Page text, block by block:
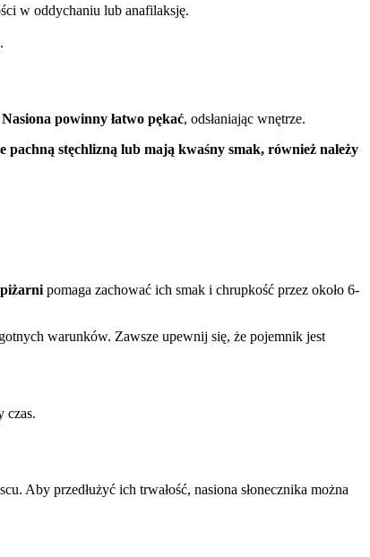
w oddychaniu lub anafilaksję.
Nasiona powinny łatwo pękać, odsłaniając wnętrze.
pachną stęchlizną lub mają kwaśny smak, również należy
pomaga zachować ich smak i chrupkość przez około 6-
warunków. Zawsze upewnij się, że pojemnik jest
czas.
Aby przedłużyć ich trwałość, nasiona słonecznika można